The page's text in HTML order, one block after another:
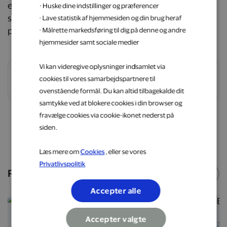
elegance. Perfekt til alt fra yoga og eventyr til
strandlivet – altid med fokus på at gøre en forskel for
planeten.
Vilkår og betingelser
Populære webshops
5 %
· Huske dine indstillinger og præferencer
· Lave statistik af hjemmesiden og din brug heraf
· Målrette markedsføring til dig på denne og andre
hjemmesider samt sociale medier
Vi kan videregive oplysninger indsamlet via
cookies til vores samarbejdspartnere til
ovenstående formål. Du kan altid tilbagekalde dit
samtykke ved at blokere cookies i din browser og
fravælge cookies via cookie-ikonet nederst på
siden.
Læs mere omCookies, eller se vores
Privatlivspolitik
Accepter alle
Accepter valgte